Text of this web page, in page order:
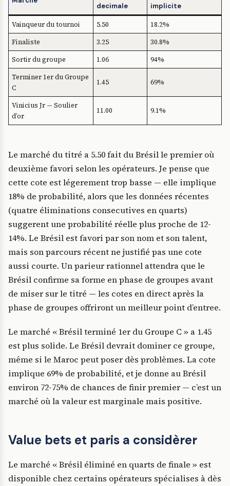
decimale implicite
Vainqueur du tournoi 5.50
18.2%
Finaliste
3.25
30.8%
Sortir du groupe
1.06
94%
Terminer 1er du Groupe
C
1.45 69%
Vinicius Jr — Soulier
d’or
11.00 9.1%
Le marché du titré a 5.50 fait du Brésil le premier où
deuxième favori selon les opérateurs. Je pense que
cette cote est légerement trop basse — elle implique
18% de probabilité, alors que les données récentes
(quatre éliminations consecutives en quarts)
suggerent une probabilité réelle plus proche de 12-
14%. Le Brésil est favori par son nom et son talent,
mais son parcours récent ne justifié pas une cote
aussi courte. Un parieur rationnel attendra que le
Brésil confirme sa forme en phase de groupes avant
de miser sur le titré — les cotes en direct après la
phase de groupes offriront un meilleur point d’entree.
Le marché « Brésil terminé 1er du Groupe C » a 1.45
est plus solide. Le Brésil devrait dominer ce groupe,
même si le Maroc peut poser dès problèmes. La cote
implique 69% de probabilité, et je donne au Brésil
environ 72-75% de chances de finir premier — c’est un
marché où la valeur est marginale mais positive.
Value bets et paris a considèrer
Le marché « Brésil éliminé en quarts de finale » est
disponible chez certains opérateurs spécialises à dès